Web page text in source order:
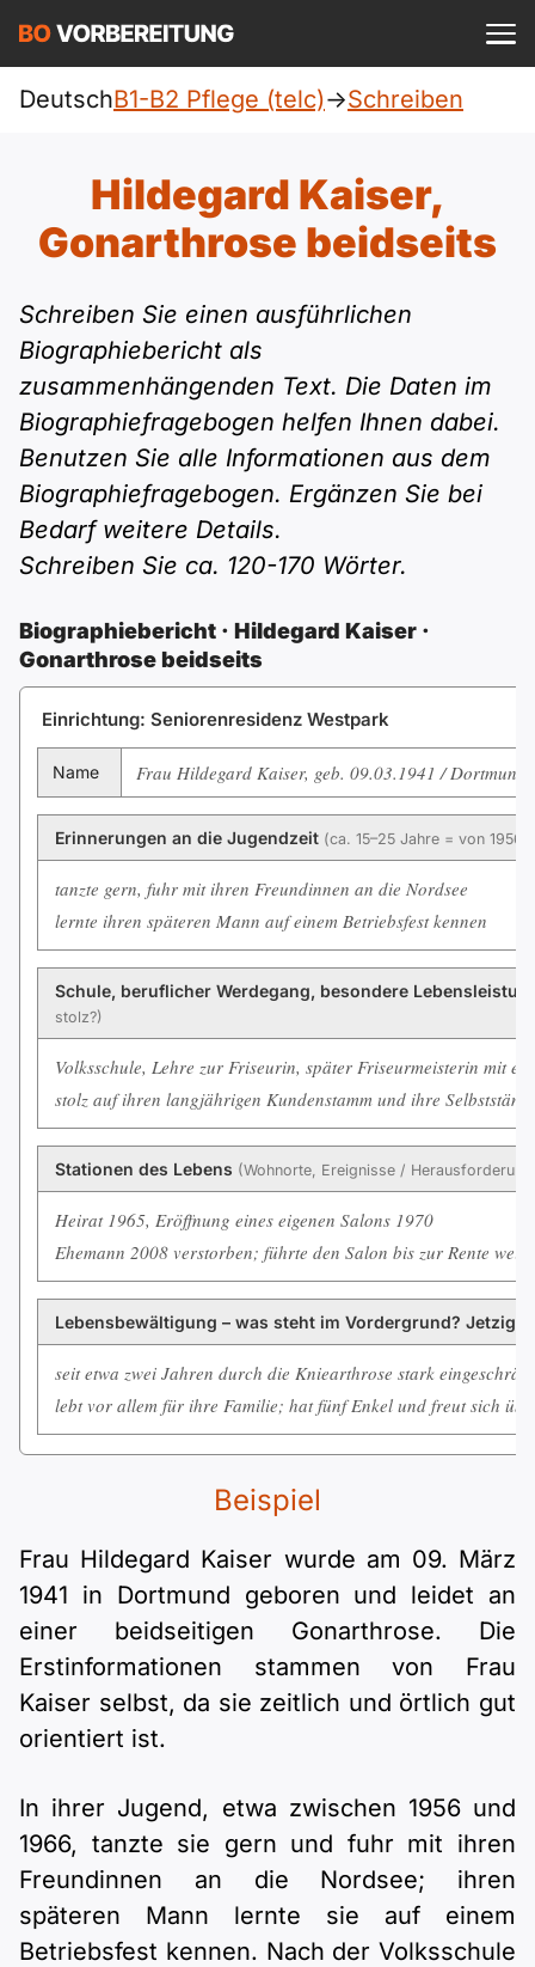
Pflege (telc)
Allgemein
DTZ
Beruf
telc
Goethe
ÖIF
ÖSD
Deutsch
Türkisch
Ukrainisch
Russisch
Polnisch
A1 Allgemein
A1 DTZ
A1 telc
A1 Goethe
A1 ÖIF
A2 Allgemein
A2 DTZ
A2 telc
A2 Goethe
A2 ÖIF
B1
B1 Allgemein
B1 DTZ
B1 Beruf
B1 Goethe
B1 ÖIF
B1 ÖSD
B1 Pflege (telc)
B2
B2 Allgemein
B2 Beruf
B2 Goethe
B2 Pflege (telc)
Blog
Webinare
Online-Kurse
Einbürgerungstest
Spiele
Schulen & Kurse
Lebenslauf erstellen
Motivationsbriefe
Einloggen ist kostenlos?
DeutschB1-B2 Pflege (telc)->Schreiben
Hildegard Kaiser,
Gonarthrose beidseits
Schreiben Sie einen ausführlichen
Biographiebericht als
zusammenhängenden Text. Die Daten im
Biographiefragebogen helfen Ihnen dabei.
Benutzen Sie alle Informationen aus dem
Biographiefragebogen. Ergänzen Sie bei
Bedarf weitere Details.
Schreiben Sie ca. 120-170 Wörter.
Biographiebericht · Hildegard Kaiser ·
Gonarthrose beidseits
Einrichtung: Seniorenresidenz Westpark
Name Frau Hildegard Kaiser, geb. 09.03.1941 /
Erinnerungen an die Jugendzeit (ca. 15–25 Jahre = von 1956
tanzte gern, fuhr mit ihren Freundinnen an die Nordsee
lernte ihren späteren Mann auf einem Betriebsfest kennen
Schule, beruflicher Werdegang, besondere
stolz?)
Volksschule, Lehre zur Friseurin, später Friseurmeisterin mit
stolz auf ihren langjährigen Kundenstamm und ihre
Stationen des Lebens (Wohnorte, Ereignisse /
Heirat 1965, Eröffnung eines eigenen Salons 1970
Ehemann 2008 verstorben; führte den Salon bis zur Rente
Lebensbewältigung – was steht im Vordergrund? Jetzige
seit etwa zwei Jahren durch die Kniearthrose stark
lebt vor allem für ihre Familie; hat fünf Enkel und freut sich
Beispiel
Frau Hildegard Kaiser wurde am 09. März
1941 in Dortmund geboren und leidet an
einer beidseitigen Gonarthrose. Die
Erstinformationen stammen von Frau
Kaiser selbst, da sie zeitlich und örtlich gut
orientiert ist.
In ihrer Jugend, etwa zwischen 1956 und
1966, tanzte sie gern und fuhr mit ihren
Freundinnen an die Nordsee; ihren
späteren Mann lernte sie auf einem
Betriebsfest kennen. Nach der Volksschule